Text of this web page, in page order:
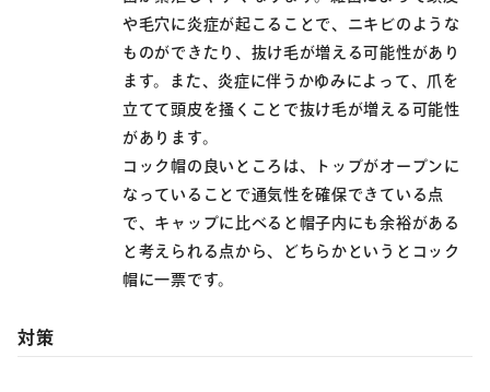
や毛穴に炎症が起こることで、ニキビのような
ものができたり、抜け毛が増える可能性があり
ます。また、炎症に伴うかゆみによって、爪を
立てて頭皮を掻くことで抜け毛が増える可能性
があります。
コック帽の良いところは、トップがオープンに
なっていることで通気性を確保できている点
で、キャップに比べると帽子内にも余裕がある
と考えられる点から、どちらかというとコック
帽に一票です。
対策